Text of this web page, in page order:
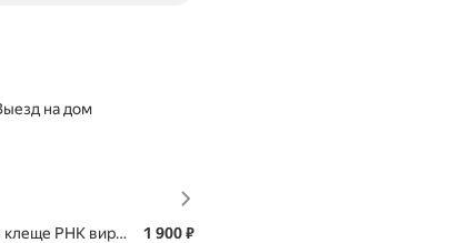
выезд на дом
РНК вируса клещевого энцефалита, ДНК боррелий
Цена
1900
1 900₽